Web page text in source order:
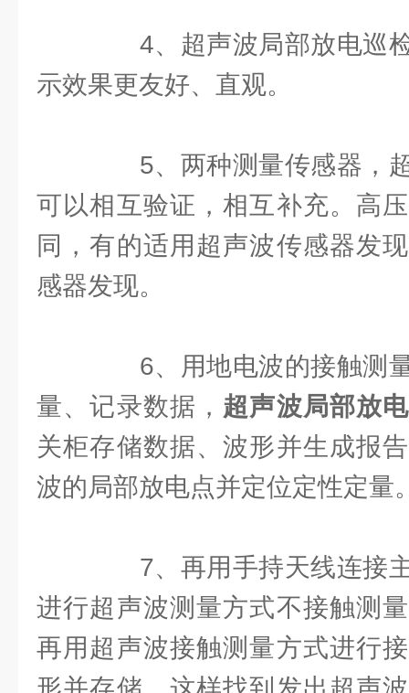
4、超声波局部放电巡检
示效果更友好、直观。
5、两种测量传感器，超
可以相互验证，相互补充。高
同，有的适用超声波传感器发
感器发现。
6、用地电波的接触测量
量、记录数据， 超声波局部放
关柜存储数据、波形并生成报
波的局部放电点并定位定性定量
7、再用手持天线连接主
进行超声波测量方式不接触测
再用超声波接触测量方式进行